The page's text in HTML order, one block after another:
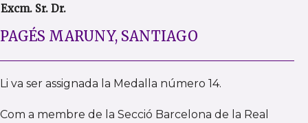
Excm. Sr. Dr.
PAGÉS MARUNY, SANTIAGO
Li va ser assignada la Medalla número 14.
Com a membre de la Secció Barcelona de la Real